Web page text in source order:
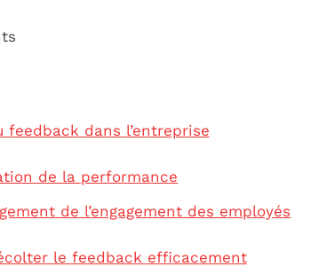
feedback dans l’entreprise
de la performance
de l’engagement des employés
le feedback efficacement